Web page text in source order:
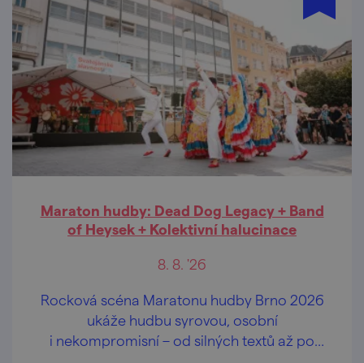
Maraton hudby: Dead Dog Legacy + Band
of Heysek + Kolektivní halucinace
8. 8. '26
Rocková scéna Maratonu hudby Brno 2026
ukáže hudbu syrovou, osobní
i nekompromisní – od silných textů až po